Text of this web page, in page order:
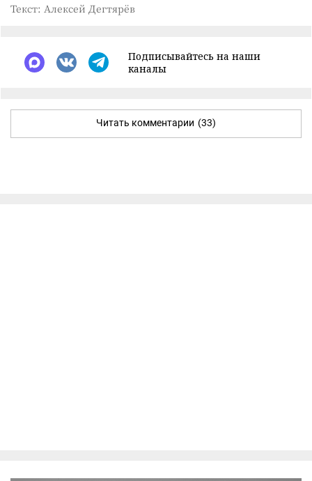
Текст: Алексей Дегтярёв
Подписывайтесь на наши
каналы
Читать комментарии (33)